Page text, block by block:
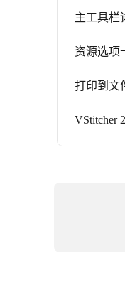
主工具栏
资源选项
打印到文
VStitcher